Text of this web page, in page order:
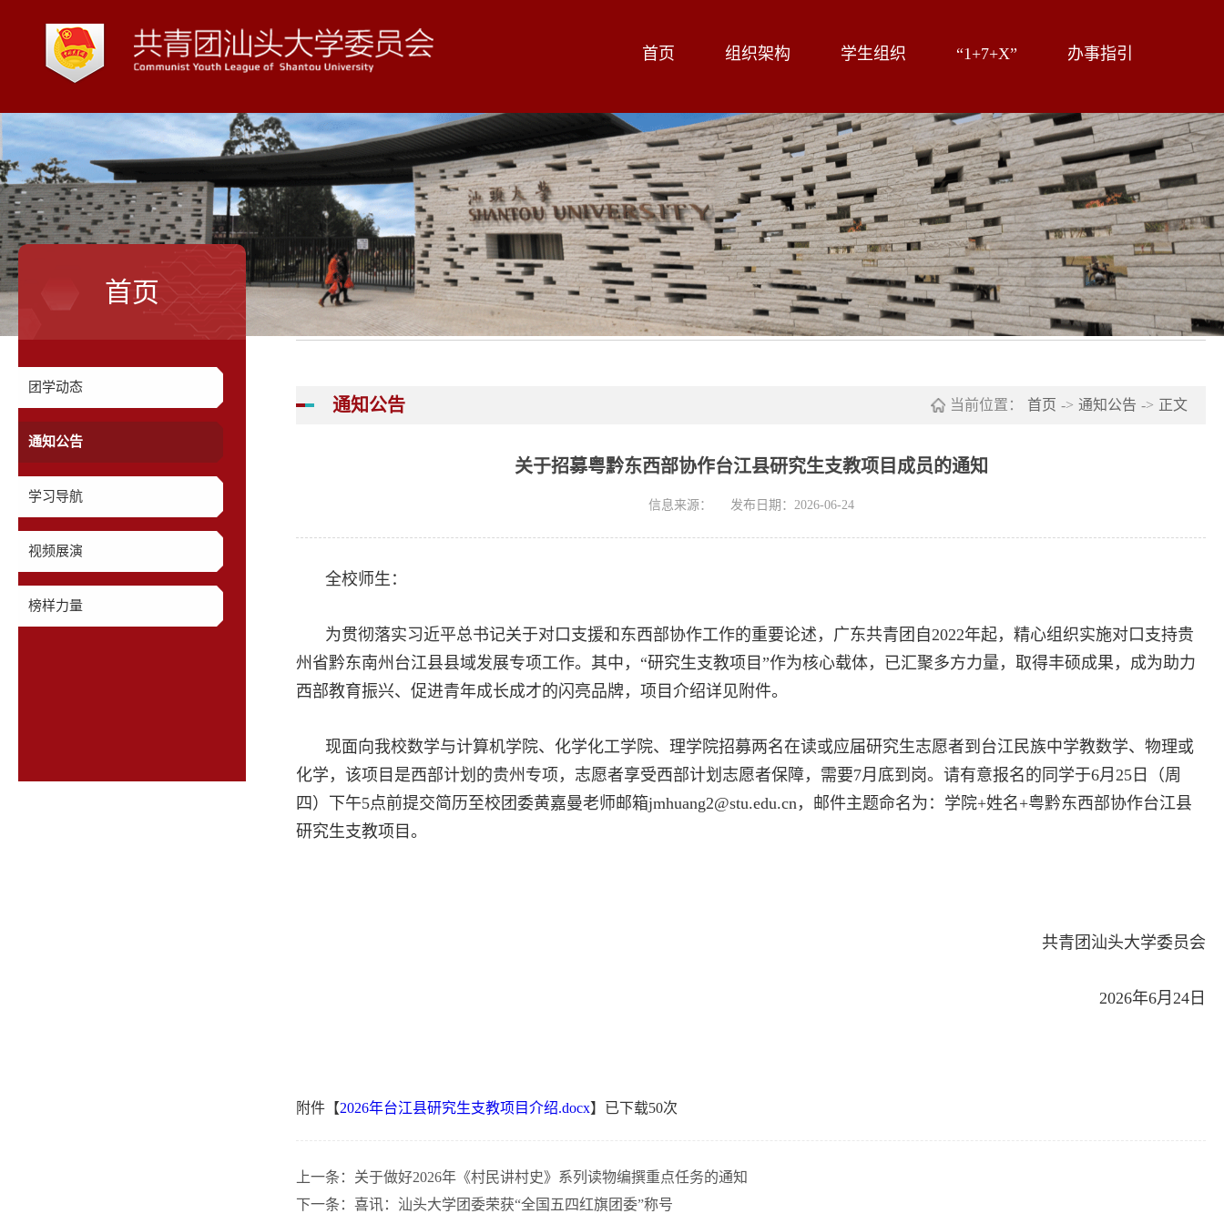
首页 组织架构 学生组织 “1+7+X” 办事指引
首页
团学动态
通知公告
学习导航
视频展演
榜样力量
通知公告 当前位置： 首页 -> 通知公告 -> 正文
关于招募粤黔东西部协作台江县研究生支教项目成员的通知
信息来源： 发布日期：2026-06-24
全校师生：
为贯彻落实习近平总书记关于对口支援和东西部协作工作的重要论述，广东共青团自2022年起，精心组织实施对口支持贵
州省黔东南州台江县县域发展专项工作。其中，“研究生支教项目”作为核心载体，已汇聚多方力量，取得丰硕成果，成为助力
西部教育振兴、促进青年成长成才的闪亮品牌，项目介绍详见附件。
现面向我校数学与计算机学院、化学化工学院、理学院招募两名在读或应届研究生志愿者到台江民族中学教数学、物理或
化学，该项目是西部计划的贵州专项，志愿者享受西部计划志愿者保障，需要7月底到岗。请有意报名的同学于6月25日（周
四）下午5点前提交简历至校团委黄嘉曼老师邮箱jmhuang2@stu.edu.cn，邮件主题命名为：学院+姓名+粤黔东西部协作台江县
研究生支教项目。
共青团汕头大学委员会
2026年6月24日
附件【2026年台江县研究生支教项目介绍.docx】已下载50次
上一条： 关于做好2026年《村民讲村史》系列读物编撰重点任务的通知
下一条： 喜讯：汕头大学团委荣获“全国五四红旗团委”称号